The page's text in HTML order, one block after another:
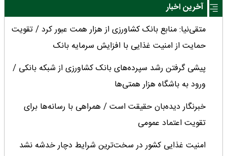
آخرین اخبار
متقی‌نیا: منابع بانک کشاورزی از هزار همت عبور کرد / تقویت
حمایت از امنیت غذایی با افزایش سرمایه بانک
پیشی گرفتن رشد سپرده‌های بانک کشاورزی از شبکه بانکی /
ورود به باشگاه هزار همتی‌ها
خبرنگار دیده‌بان حقیقت است / همراهی با رسانه‌ها برای
تقویت اعتماد عمومی
امنیت غذایی کشور در سخت‌ترین شرایط دچار خدشه نشد